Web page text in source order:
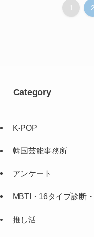
1 2
Category
K-POP
韓国芸能事務所
アンケート
MBTI・16タイプ診断
推し活